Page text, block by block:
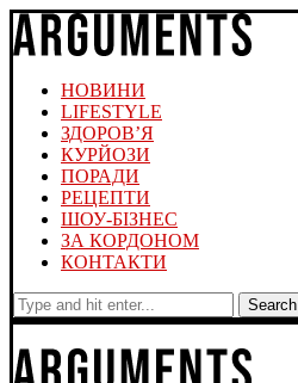
НОВИНИ
LIFESTYLE
ЗДОРОВ’Я
КУРЙОЗИ
ПОРАДИ
РЕЦЕПТИ
ШОУ-БІЗНЕС
ЗА КОРДОНОМ
КОНТАКТИ
Search